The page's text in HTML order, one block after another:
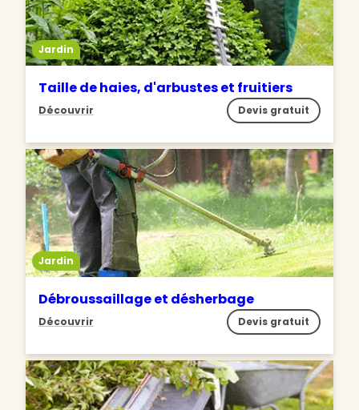
Jardin
Taille de haies, d'arbustes et fruitiers
Découvrir Devis gratuit
Jardin
Débroussaillage et désherbage
Découvrir Devis gratuit